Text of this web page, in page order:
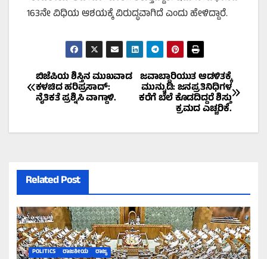
163ನೇ ವಿಧಿಯ ಆಶಯಕ್ಕೆ ವಿರುದ್ಧವಾಗಿದೆ ಎಂದು ಹೇಳಿದ್ದಾರೆ.
Post
navigation
ಜವಾಬ್ದಾರಿಯುತ ಆಡಳಿತಕ್ಕೆ
ಮುನ್ನುಡಿ: ಜನಪ್ರತಿನಿಧಿಗಳ
ಕರೆಗೆ ಬೆಲೆ ಕೊಡದಿದ್ದರೆ ಶಿಸ್ತು
ಕ್ರಮದ ಎಚ್ಚರಿಕೆ.
ಬಿಜೆಪಿಯ ಶಿಸ್ತಿನ ಮುಖವಾಡ
ಕಳಚಿದ ಹರಿಪ್ರಸಾದ್:
ನೈತಿಕತೆ ಪ್ರಶ್ನಿಸಿ ವಾಗ್ದಾಳಿ.
Related Post
POLITICS ರಾಜಕೀಯ ರಾಜ್ಯ